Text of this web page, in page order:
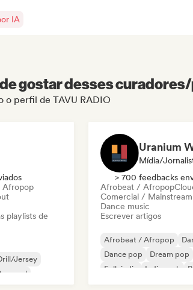
IA
gostar desses
o perfil de TAVU RADIO
playlists de
Jersey
soul
Uranium
Mídia/
> 700 feedbacks
Afrobeat / Afropop
Comercial / Mainstream
Dance music
Escrever artigos
Afrobeat / Afropop
Dance pop
Dream pop
Folk indie
Indie rock